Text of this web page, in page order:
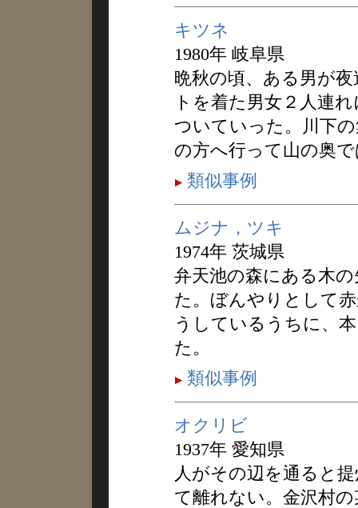
キツネ
1980年 岐阜県
晩秋の頃、ある男が
トを着た男女２人連
ついていった。川下
の方へ行って山の奥
類似事例
ムジナ，ツキ
1974年 茨城県
弁天池の森にある木
た。ぼんやりとして
うしているうちに、
た。
類似事例
オクリビ
1937年 愛知県
人がその辺を通ると
て離れない。金沢村